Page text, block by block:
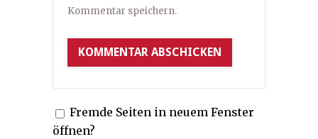
Kommentar speichern.
Fremde Seiten in neuem Fenster
öffnen?